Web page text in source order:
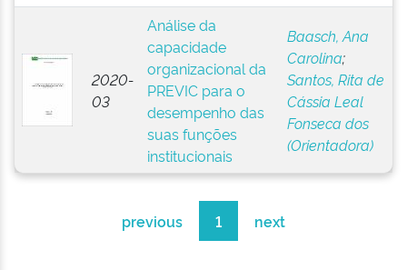
2020-
03
Análise da
capacidade
organizacional da
PREVIC para o
desempenho das
suas funções
institucionais
Baasch, Ana
Carolina;
Santos, Rita de
Cássia Leal
Fonseca dos
(Orientadora)
previous 1 next